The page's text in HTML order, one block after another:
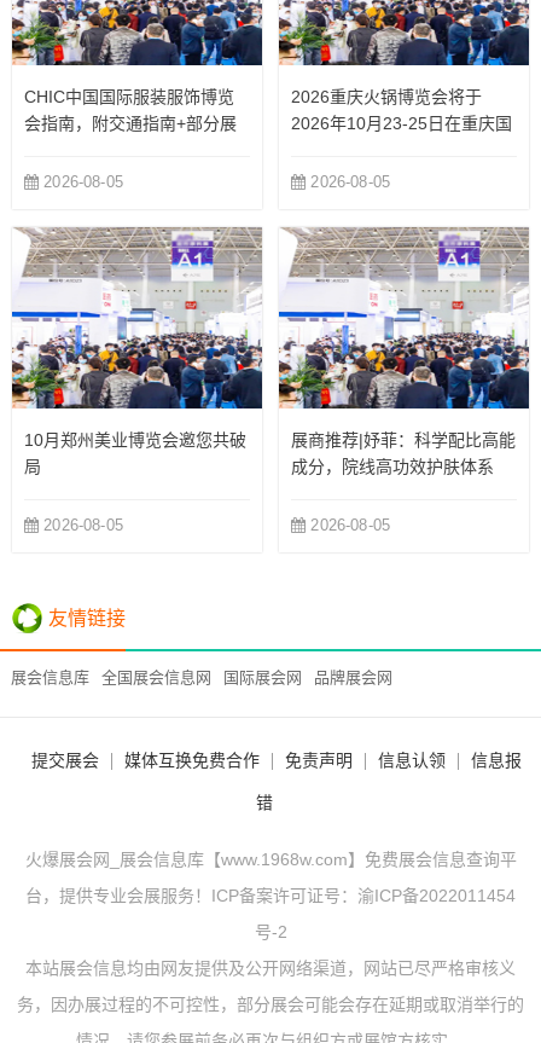
CHIC中国国际服装服饰博览
会指南，附交通指南+部分展
2026-08-05
2026重庆火锅博览会将于
2026年10月23-25日在重庆国
2026-08-05
10月郑州美业博览会邀您共破
局
2026-08-05
展商推荐|妤菲：科学配比高能
成分，院线高功效护肤体系
2026-08-05
友情链接
展会信息库 全国展会信息网 国际展会网 品牌展会网
提交展会 媒体互换免费合作 免责声明 信息认领 信息报
错
火爆展会网_展会信息库【www.1968w.com】免费展会信息查询平
台，提供专业会展服务！ICP备案许可证号： 渝ICP备2022011454
号-2
本站展会信息均由网友提供及公开网络渠道，网站已尽严格审核义
务，因办展过程的不可控性，部分展会可能会存在延期或取消举行的